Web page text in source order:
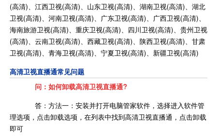
(高清)、江西卫视(高清)、山东卫视(高清)、湖南卫视(高清)、湖北
卫视(高清)、河南卫视(高清)、广东卫视(高清)、广西卫视(高清)、
海南旅游卫视(高清)、重庆卫视(高清)、四川卫视(高清)、贵州卫视
(高清)、云南卫视(高清)、西藏卫视(高清)、陕西卫视(高清)、甘肃
卫视(高清)、青海卫视(高清)、宁夏卫视(高清)、新疆卫视(高清)
高清卫视直播通常见问题
问：如何卸载高清卫视直播通?
答：方法一：安装并打开电脑管家软件，选择进入软件管
理选项，点击卸载选项，在列表中找到高清卫视直播通，点击卸载
即可